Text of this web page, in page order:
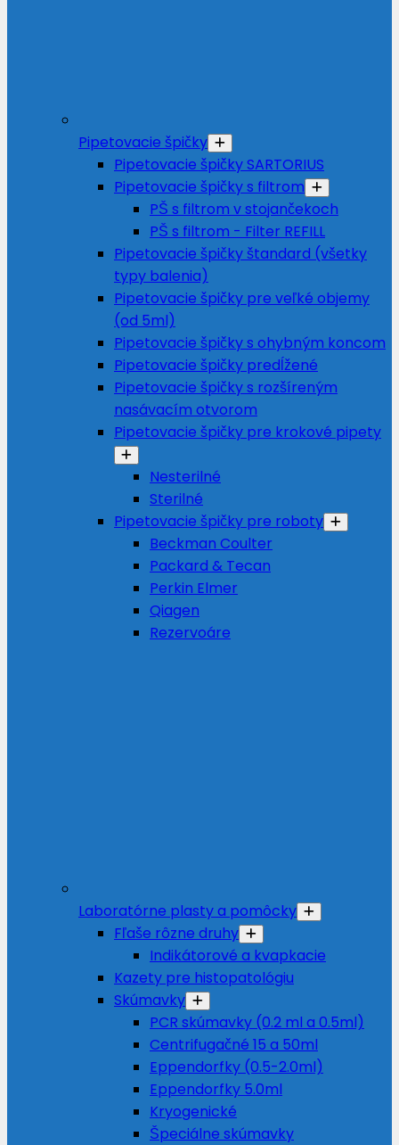
Pipetovacie špičky
Pipetovacie špičky SARTORIUS
Pipetovacie špičky s filtrom
PŠ s filtrom v stojančekoch
PŠ s filtrom - Filter REFILL
Pipetovacie špičky štandard (všetky
typy balenia)
Pipetovacie špičky pre veľké objemy
(od 5ml)
Pipetovacie špičky s ohybným koncom
Pipetovacie špičky predĺžené
Pipetovacie špičky s rozšíreným
nasávacím otvorom
Pipetovacie špičky pre krokové pipety
Nesterilné
Sterilné
Pipetovacie špičky pre roboty
Beckman Coulter
Packard & Tecan
Perkin Elmer
Qiagen
Rezervoáre
Laboratórne plasty a pomôcky
Fľaše rôzne druhy
Indikátorové a kvapkacie
Kazety pre histopatológiu
Skúmavky
PCR skúmavky (0.2 ml a 0.5ml)
Centrifugačné 15 a 50ml
Eppendorfky (0.5-2.0ml)
Eppendorfky 5.0ml
Kryogenické
Špeciálne skúmavky